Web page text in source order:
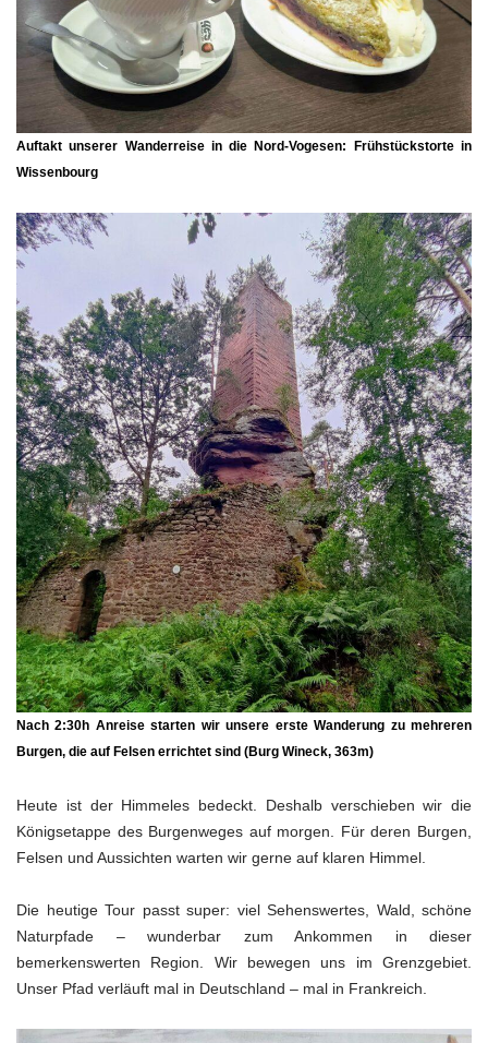
Auftakt unserer Wanderreise in die Nord-Vogesen: Frühstückstorte in
Wissenbourg
Nach 2:30h Anreise starten wir unsere erste Wanderung zu mehreren
Burgen, die auf Felsen errichtet sind (Burg Wineck, 363m)
Heute ist der Himmeles bedeckt. Deshalb verschieben wir die
Königsetappe des Burgenweges auf morgen. Für deren Burgen,
Felsen und Aussichten warten wir gerne auf klaren Himmel.
Die heutige Tour passt super: viel Sehenswertes, Wald, schöne
Naturpfade – wunderbar zum Ankommen in dieser
bemerkenswerten Region. Wir bewegen uns im Grenzgebiet.
Unser Pfad verläuft mal in Deutschland – mal in Frankreich.